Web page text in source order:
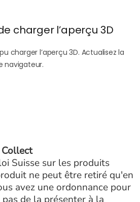
Suisse sur les produits
ne peut être retiré qu'en
avez une ordonnance pour